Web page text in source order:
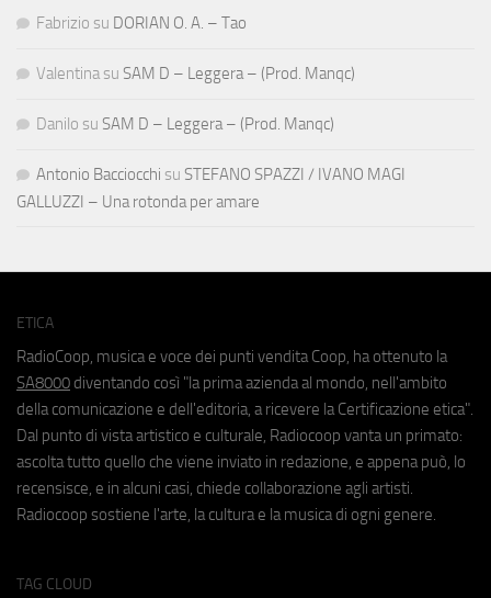
Fabrizio su DORIAN O. A. – Tao
Valentina su SAM D – Leggera – (Prod. Manqc)
Danilo su SAM D – Leggera – (Prod. Manqc)
Antonio Bacciocchi su STEFANO SPAZZI / IVANO MAGI
GALLUZZI – Una rotonda per amare
ETICA
RadioCoop, musica e voce dei punti vendita Coop, ha ottenuto la
SA8000 diventando così "la prima azienda al mondo, nell'ambito
della comunicazione e dell'editoria, a ricevere la Certificazione etica".
Dal punto di vista artistico e culturale, Radiocoop vanta un primato:
ascolta tutto quello che viene inviato in redazione, e appena può, lo
recensisce, e in alcuni casi, chiede collaborazione agli artisti.
Radiocoop sostiene l'arte, la cultura e la musica di ogni genere.
TAG CLOUD